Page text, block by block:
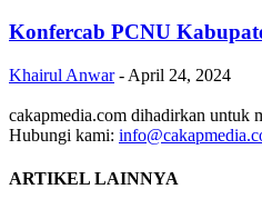
Konfercab PCNU
Khairul Anwar - April 24, 2024
cakapmedia.com dihadirkan untuk
Hubungi kami:
ARTIKEL LAINNYA